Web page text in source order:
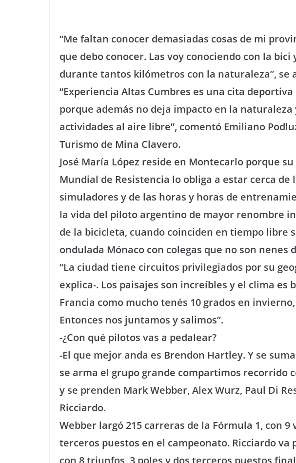
“Me faltan conocer demasiadas cosas de mi
que debo conocer. Las voy conociendo con la
durante tantos kilómetros con la naturaleza”, se
“Experiencia Altas Cumbres es una cita
porque además no deja impacto en la naturaleza
actividades al aire libre”, comentó Emiliano
Turismo de Mina Clavero.
José María López reside en Montecarlo porque
Mundial de Resistencia lo obliga a estar cerca de
simuladores y de las horas y horas de
la vida del piloto argentino de mayor renombre
de la bicicleta, cuando coinciden en tiempo libre
ondulada Mónaco con colegas que no son nenes
“La ciudad tiene circuitos privilegiados por su
explica-. Los paisajes son increíbles y el clima es
Francia como mucho tenés 10 grados en
Entonces nos juntamos y salimos”.
-¿Con qué pilotos vas a pedalear?
-El que mejor anda es Brendon Hartley. Y se
se arma el grupo grande compartimos recorrido
y se prenden Mark Webber, Alex Wurz, Paul Di
Ricciardo.
Webber largó 215 carreras de la Fórmula 1, con 9
terceros puestos en el campeonato. Ricciardo va
con 8 triunfos, 3 poles y dos terceros puestos